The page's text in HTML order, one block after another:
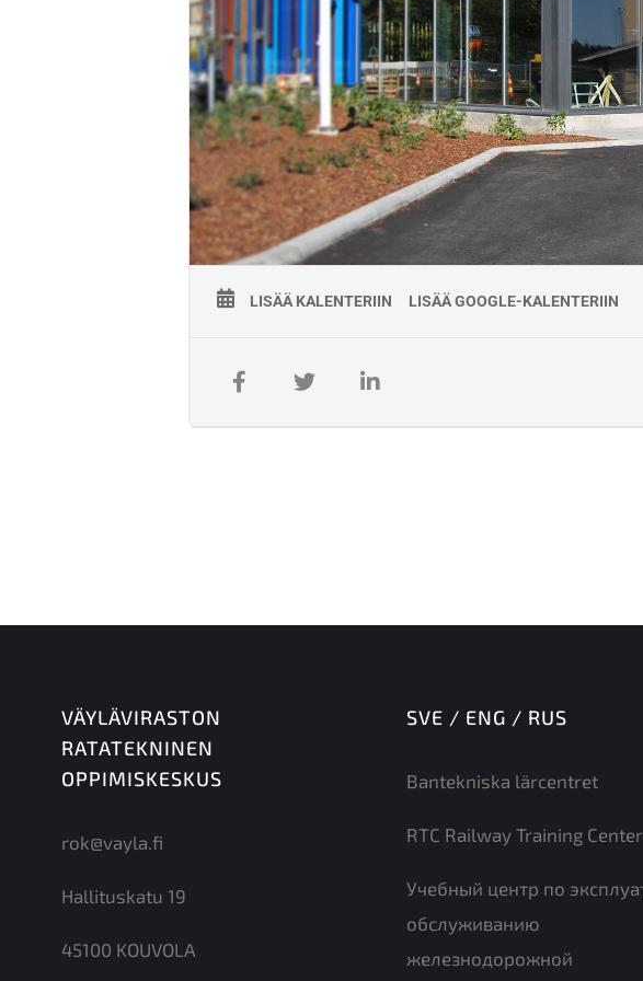
Koulutukseen kuuluu teoriakoulutuksen sekä
Koulutuksen hinta:
1100€ / hlö (alv 0%)
Koulutuksen kesto:
16 oppituntia
Koulutuksen järjestäjä:
Koulutuksen käytännön järjestelyistä vastaa
työpätevyyskoulutuksia 1.5.2021- 30.4.2026. Koulutus
Koulutusten toimitus- ja maksuehdot:
Laskuttaja Väylävirasto.
Ilmoittautumisen voi perua maksutta 7 arkivuorokautta
jättämisestä peritään täysi hinta.
Lisätiedot:
LISÄÄ KALENTERIIN LISÄÄ GOOGLE-KALENTERIIN
VÄYLÄVIRASTON
RATATEKNINEN
OPPIMISKESKUS
rok@vayla.fi
Hallituskatu 19
45100 KOUVOLA
SVE / ENG / RUS
Bantekniska lärcentret
RTC Railway Training Center
Учебный центр по
обслуживанию
железнодорожной